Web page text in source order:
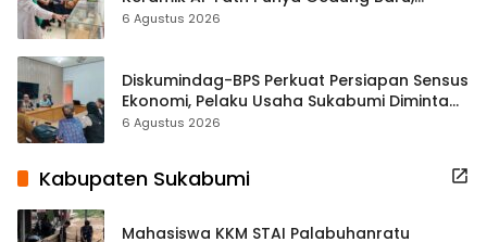
Hampir 500 Koleksi Dipisahkan
6 Agustus 2026
Diskumindag-BPS Perkuat Persiapan Sensus
Ekonomi, Pelaku Usaha Sukabumi Diminta
Terbuka Beri Data
6 Agustus 2026
Kabupaten Sukabumi
Mahasiswa KKM STAI Palabuhanratu